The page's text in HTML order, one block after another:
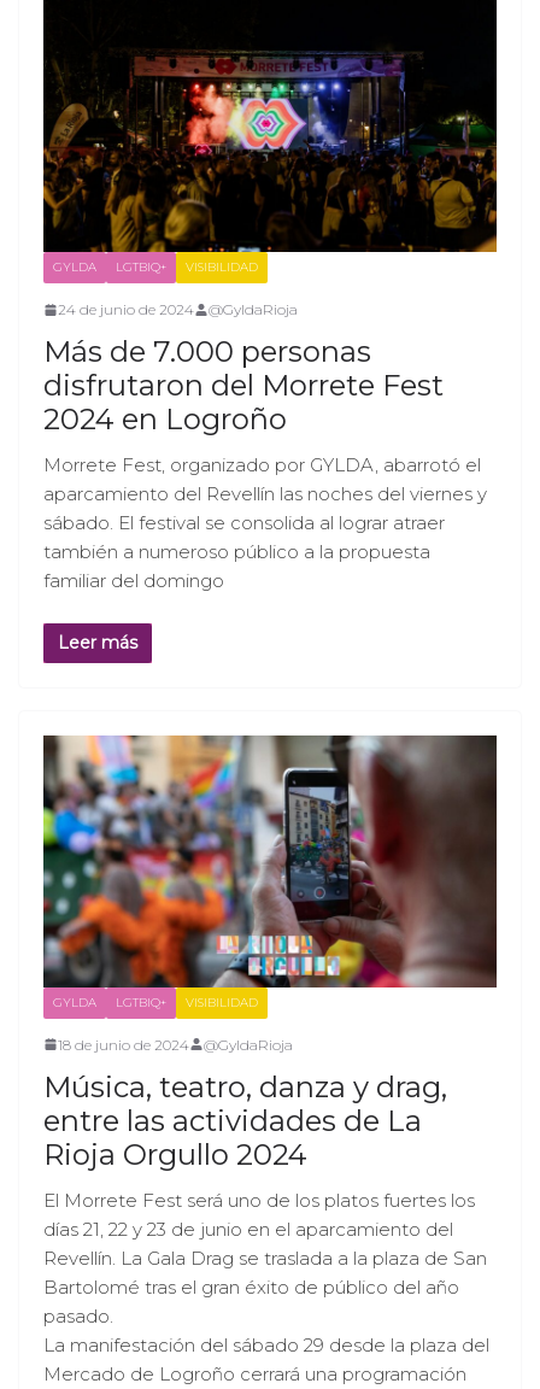
GYLDA LGTBIQ+ VISIBILIDAD
24 de junio de 2024 @GyldaRioja
Más de 7.000 personas
disfrutaron del Morrete Fest
2024 en Logroño
Morrete Fest, organizado por GYLDA, abarrotó el
aparcamiento del Revellín las noches del viernes y
sábado. El festival se consolida al lograr atraer
también a numeroso público a la propuesta
familiar del domingo
Leer más
GYLDA LGTBIQ+ VISIBILIDAD
18 de junio de 2024 @GyldaRioja
Música, teatro, danza y drag,
entre las actividades de La
Rioja Orgullo 2024
El Morrete Fest será uno de los platos fuertes los
días 21, 22 y 23 de junio en el aparcamiento del
Revellín. La Gala Drag se traslada a la plaza de San
Bartolomé tras el gran éxito de público del año
pasado.
La manifestación del sábado 29 desde la plaza del
Mercado de Logroño cerrará una programación